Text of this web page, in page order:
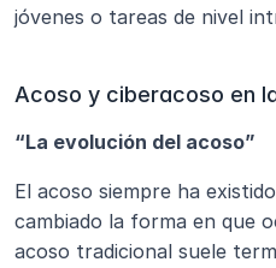
jóvenes o tareas de nivel
Acoso y ciberacoso en
“La evolución del acoso”
El acoso siempre ha
cambiado la forma en que
acoso tradicional suele